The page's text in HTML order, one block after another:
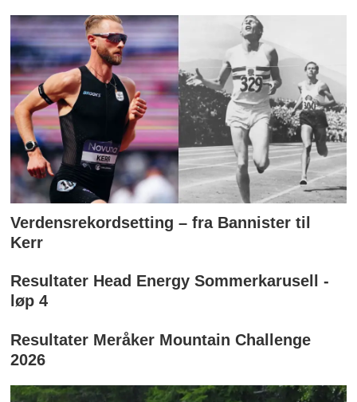
Verdensrekordsetting – fra Bannister til
Kerr
Resultater Head Energy Sommerkarusell -
løp 4
Resultater Meråker Mountain Challenge
2026